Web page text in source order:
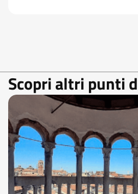
Scopri altri punti